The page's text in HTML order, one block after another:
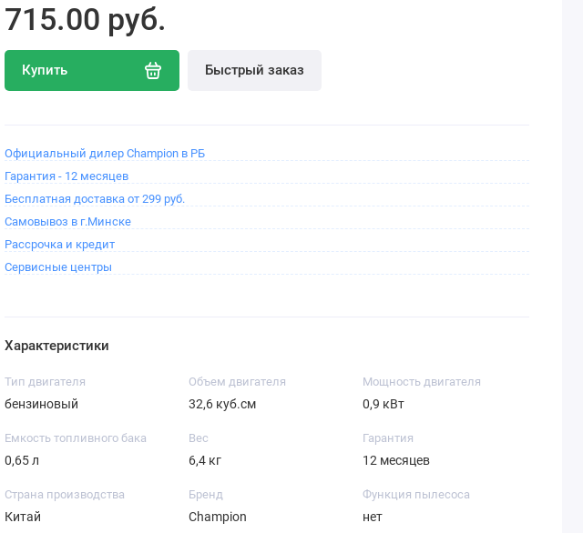
715.00 pуб.
Купить Быстрый заказ
Официальный дилер Champion в РБ
Гарантия - 12 месяцев
Бесплатная доставка от 299 руб.
Самовывоз в г.Минске
Рассрочка и кредит
Сервисные центры
Характеристики
Тип двигателя
бензиновый
Объем двигателя
32,6 куб.см
Мощность двигателя
0,9 кВт
Емкость топливного бака
0,65 л
Вес
6,4 кг
Гарантия
12 месяцев
Страна производства
Китай
Бренд
Champion
Функция пылесоса
нет